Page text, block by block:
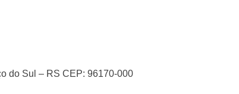
do Sul – RS CEP: 96170-000